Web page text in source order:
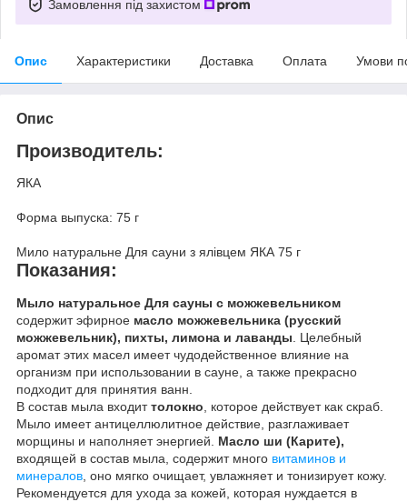
Замовлення під захистом
Опис Характеристики Доставка Оплата Умови
Опис
Производитель:
ЯКА
Форма выпуска: 75 г
Мило натуральне Для сауни з ялівцем ЯКА 75 г
Показания:
Мыло натуральное Для сауны с можжевельником
содержит эфирное масло можжевельника (русский
можжевельник), пихты, лимона и лаванды . Целебный
аромат этих масел имеет чудодейственное влияние на
организм при использовании в сауне, а также прекрасно
подходит для принятия ванн.
В состав мыла входиттолокно , которое действует как скраб.
Мыло имеет антицеллюлитное действие, разглаживает
морщины и наполняет энергией. Масло ши (Карите),
входящей в состав мыла, содержит много витаминов и
минералов , оно мягко очищает, увлажняет и тонизирует кожу.
Рекомендуется для ухода за кожей, которая нуждается в